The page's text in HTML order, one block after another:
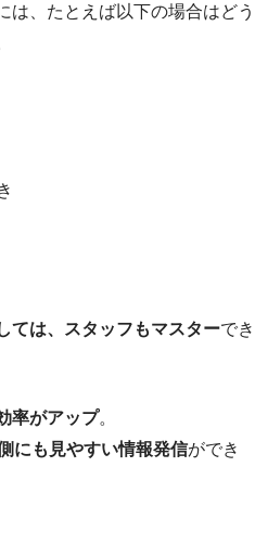
は、たとえば以下の場合はどう
ては、スタッフもマスターでき
率がアップ。
にも見やすい情報発信ができ